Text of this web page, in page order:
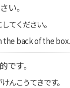
い。
てください。
back of the box.
す。
んこうてきです。